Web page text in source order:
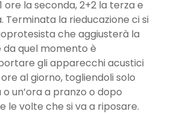
ore la seconda, 2+2 la terza e
Terminata la rieducazione ci si
che aggiusterà la
da quel momento è
gli apparecchi acustici
al giorno, togliendoli solo
o un’ora a pranzo o dopo
le volte che si va a riposare.